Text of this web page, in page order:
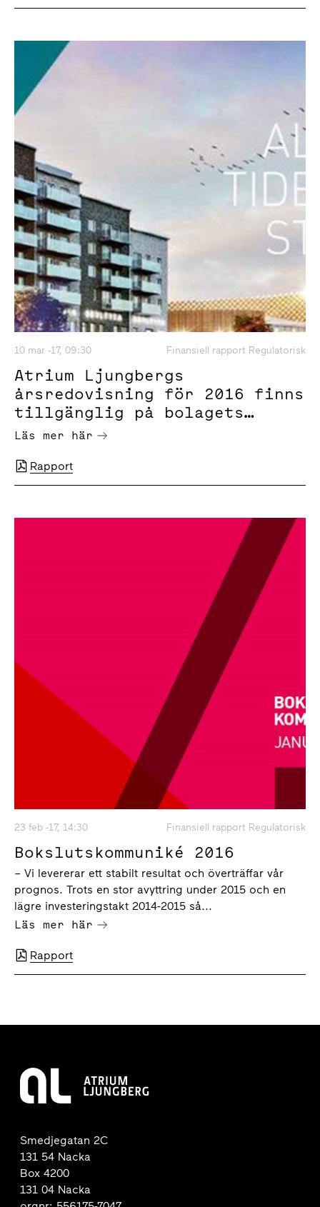
10 mar -17, 09:30 Finansiell rapport Regulatorisk
Atrium Ljungbergs
årsredovisning för 2016 finns
tillgänglig på bolagets
webbplats
Läs mer här
Rapport
23 feb -17, 14:30 Finansiell rapport Regulatorisk
Bokslutskommuniké 2016
– Vi levererar ett stabilt resultat och överträffar vår
prognos. Trots en stor avyttring under 2015 och en
lägre investeringstakt 2014-2015 så...
Läs mer här
Rapport
Smedjegatan 2C
131 54 Nacka
Box 4200
131 04 Nacka